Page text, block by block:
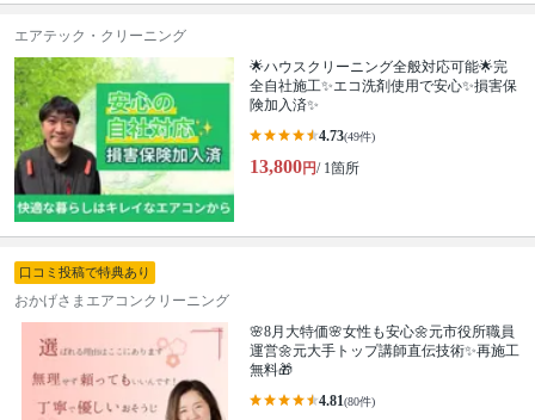
エアテック・クリーニング
🌟ハウスクリーニング全般対応可能🌟完
全自社施工✨エコ洗剤使用で安心✨損害保
険加入済✨
4.73(49件)
13,800円/ 1箇所
口コミ投稿で特典あり
おかげさまエアコンクリーニング
🌸8月大特価🌸女性も安心🌼元市役所職員
運営🌼元大手トップ講師直伝技術✨再施工
無料🎁
4.81(80件)